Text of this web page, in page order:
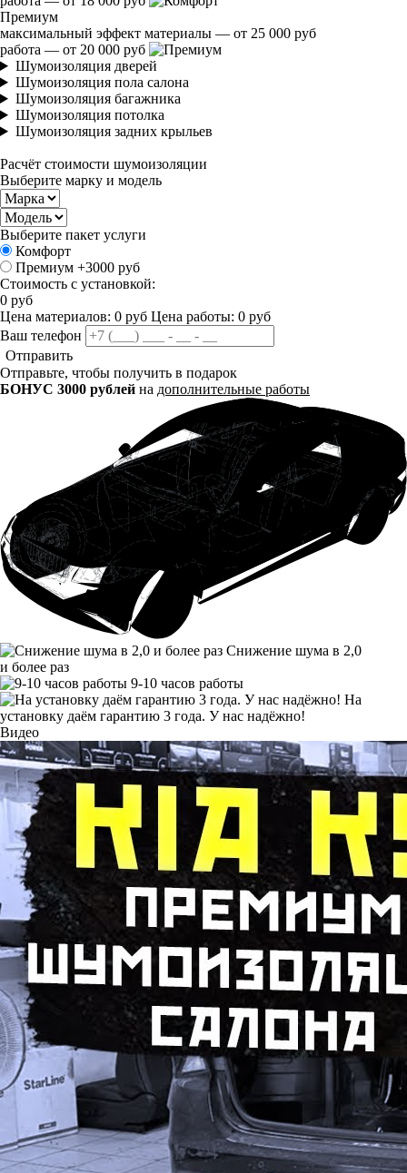
Премиум
максимальный эффект материалы — от 25 000 руб
работа — от 20 000 руб
Шумоизоляция дверей
Шумоизоляция пола салона
Шумоизоляция багажника
Шумоизоляция потолка
Шумоизоляция задних крыльев
Расчёт стоимости шумоизоляции
Выберите марку и модель
Выберите пакет услуги
Комфорт
Премиум +3000 руб
Стоимость с установкой:
0 руб
Цена материалов: 0 руб Цена работы: 0 руб
Ваш телефон
Отправить
Отправьте, чтобы получить в подарок
БОНУС 3000 рублей на дополнительные работы
Снижение шума в 2,0
и более раз
9-10 часов работы
На
установку даём гарантию 3 года. У нас надёжно!
Видео